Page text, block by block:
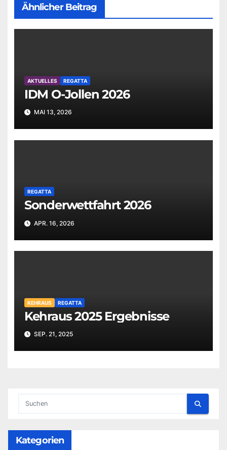
Ähnlicher Beitrag
AKTUELLES REGATTA
IDM O-Jollen 2026
MAI 13, 2026
REGATTA
Sonderwettfahrt 2026
APR. 16, 2026
KEHRAUS REGATTA
Kehraus 2025 Ergebnisse
SEP. 21, 2025
Kategorien